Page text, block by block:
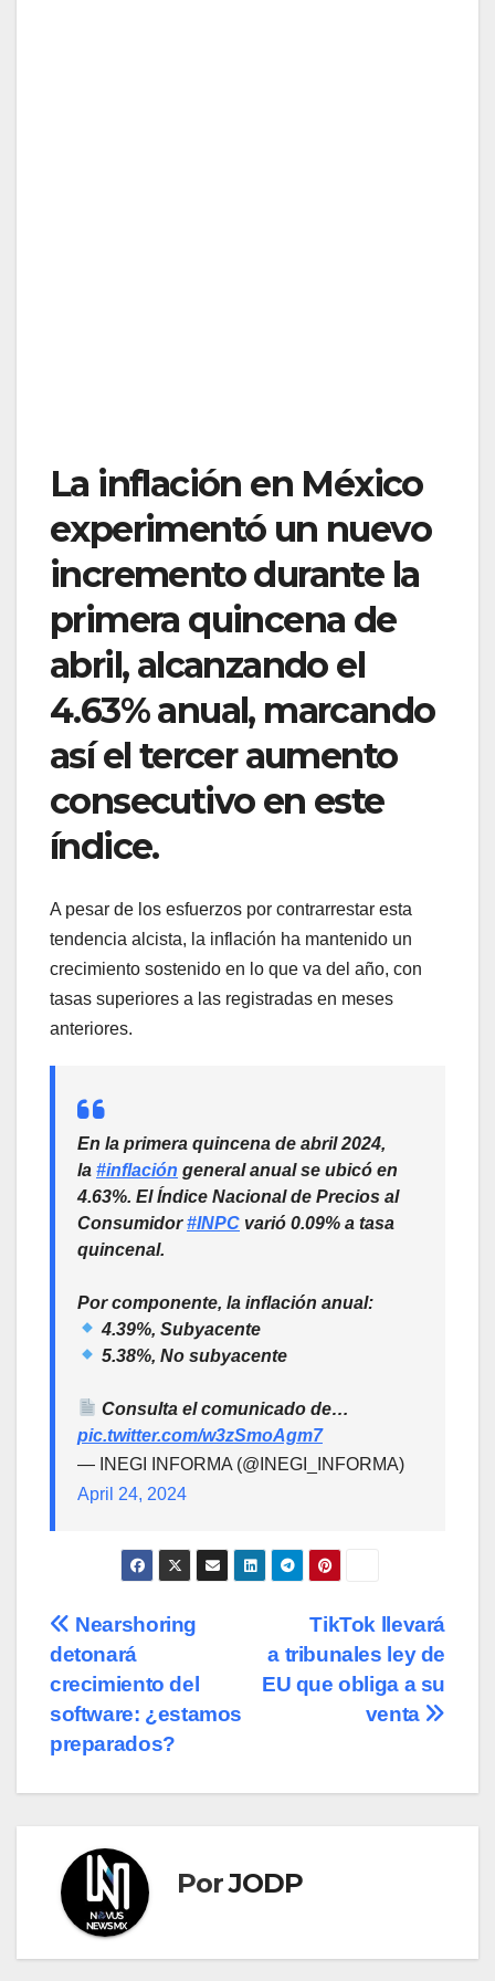
La inflación en México
experimentó un nuevo
incremento durante la
primera quincena de
abril, alcanzando el
4.63% anual, marcando
así el tercer aumento
consecutivo en este
índice.
A pesar de los esfuerzos por contrarrestar esta
tendencia alcista, la inflación ha mantenido un
crecimiento sostenido en lo que va del año, con
tasas superiores a las registradas en meses
anteriores.
En la primera quincena de abril 2024,
la #inflación general anual se ubicó en
4.63%. El Índice Nacional de Precios al
Consumidor#INPC varió 0.09% a tasa
quincenal.
Por componente, la inflación anual:
4.39%, Subyacente
5.38%, No subyacente
Consulta el comunicado de…
pic.twitter.com/w3zSmoAgm7
— INEGI INFORMA (@INEGI_INFORMA)
April 24, 2024
Navegación
de
entradas
TikTok llevará
a tribunales ley de
EU que obliga a su
venta
Nearshoring
detonará
crecimiento del
software: ¿estamos
preparados?
PorJODP